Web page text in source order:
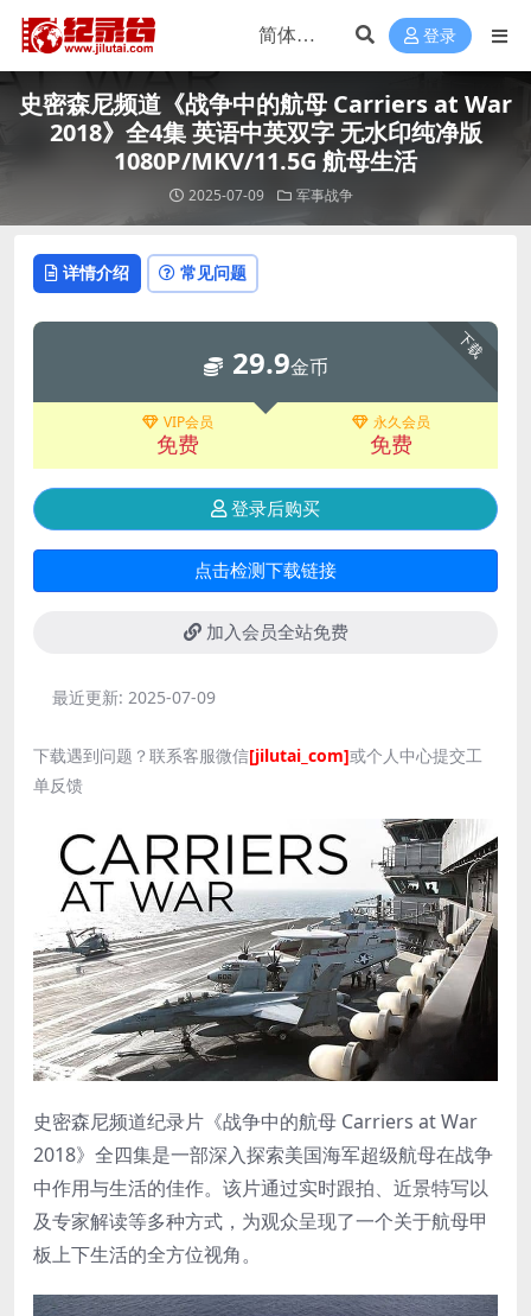
登录
史密森尼频道《战争中的航母 Carriers at War
2018》全4集 英语中英双字 无水印纯净版
1080P/MKV/11.5G 航母生活
2025-07-09 军事战争
详情介绍 常见问题
下载
29.9金币
VIP会员
免费
永久会员
免费
登录后购买
点击检测下载链接
加入会员全站免费
最近更新: 2025-07-09
下载遇到问题？联系客服微信[jilutai_com]或个人中心提交工
单反馈
史密森尼频道纪录片《战争中的航母 Carriers at War
2018》全四集是一部深入探索美国海军超级航母在战争
中作用与生活的佳作。该片通过实时跟拍、近景特写以
及专家解读等多种方式，为观众呈现了一个关于航母甲
板上下生活的全方位视角。